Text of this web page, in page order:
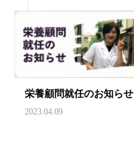
栄養顧問就任のお知らせ
2023.04.09